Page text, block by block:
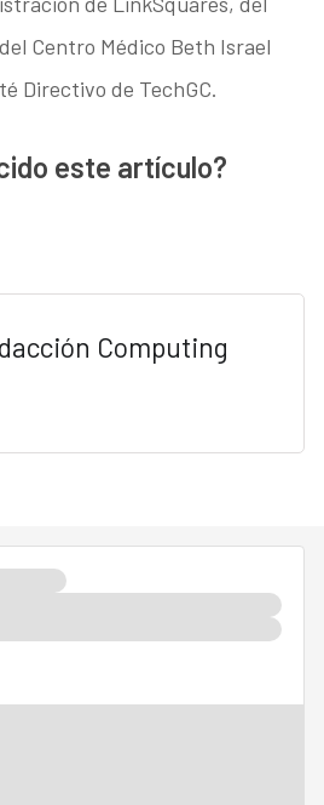
Centro Médico Beth Israel
Directivo de TechGC.
este artículo?
Computing